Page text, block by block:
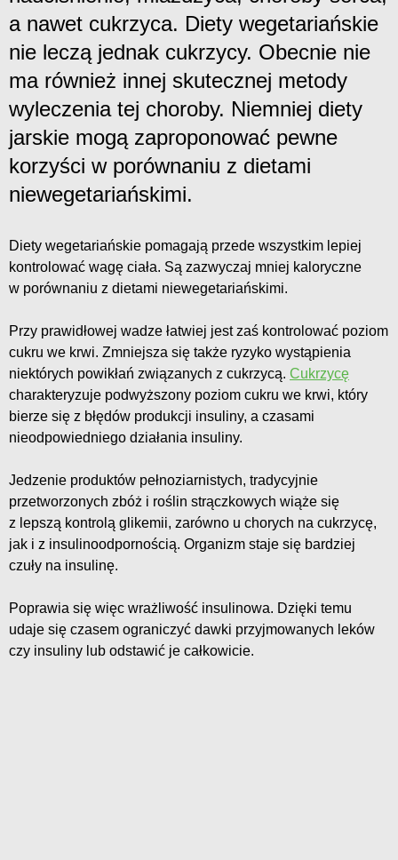
a nawet cukrzyca. Diety wegetariańskie
nie leczą jednak cukrzycy. Obecnie nie
ma również innej skutecznej metody
wyleczenia tej choroby. Niemniej diety
jarskie mogą zaproponować pewne
korzyści w porównaniu z dietami
niewegetariańskimi.
Diety wegetariańskie pomagają przede wszystkim lepiej
kontrolować wagę ciała. Są zazwyczaj mniej kaloryczne
w porównaniu z dietami niewegetariańskimi.
Przy prawidłowej wadze łatwiej jest zaś kontrolować poziom
cukru we krwi. Zmniejsza się także ryzyko wystąpienia
niektórych powikłań związanych z cukrzycą. Cukrzycę
charakteryzuje podwyższony poziom cukru we krwi, który
bierze się z błędów produkcji insuliny, a czasami
nieodpowiedniego działania insuliny.
Jedzenie produktów pełnoziarnistych, tradycyjnie
przetworzonych zbóż i roślin strączkowych wiąże się
z lepszą kontrolą glikemii, zarówno u chorych na cukrzycę,
jak i z insulinoodpornością. Organizm staje się bardziej
czuły na insulinę.
Poprawia się więc wrażliwość insulinowa. Dzięki temu
udaje się czasem ograniczyć dawki przyjmowanych leków
czy insuliny lub odstawić je całkowicie.